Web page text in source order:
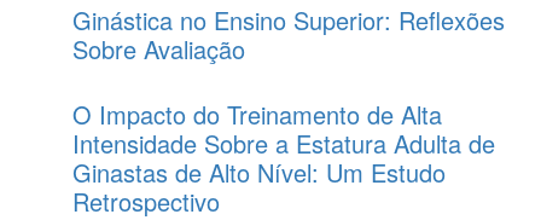
Ginástica no Ensino Superior: Reflexões
Sobre Avaliação
O Impacto do Treinamento de Alta
Intensidade Sobre a Estatura Adulta de
Ginastas de Alto Nível: Um Estudo
Retrospectivo